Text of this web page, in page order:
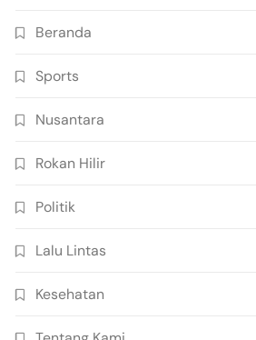
Beranda
Sports
Nusantara
Rokan Hilir
Politik
Lalu Lintas
Kesehatan